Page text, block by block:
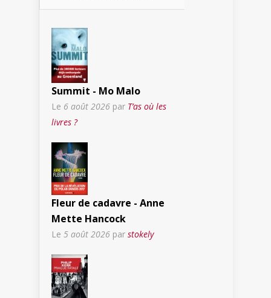
Summit - Mo Malo
Le 6 août 2026 par T’as où les
livres ?
Fleur de cadavre - Anne
Mette Hancock
Le 5 août 2026 par stokely